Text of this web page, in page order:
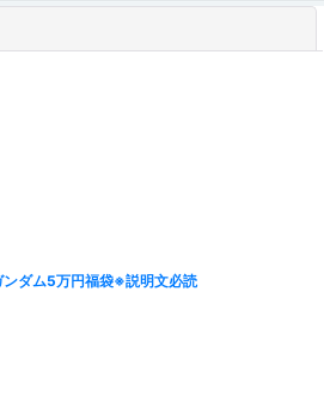
ダム5万円福袋※説明文必読